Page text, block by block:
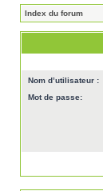
Index du forum
Nom d’utilisateur :
Mot de passe: